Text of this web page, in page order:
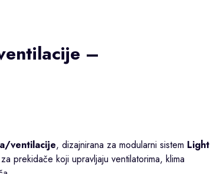
–
ventilacije, dizajnirana za modularni sistem Light
prekidače koji upravljaju ventilatorima, klima